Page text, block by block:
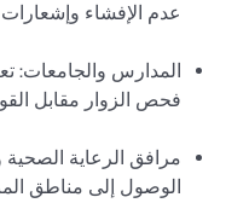
عدم الإفشاء
المدارس والجامعات:
فحص الزوار مقابل
مرافق الرعاية
الوصول إلى مناطق